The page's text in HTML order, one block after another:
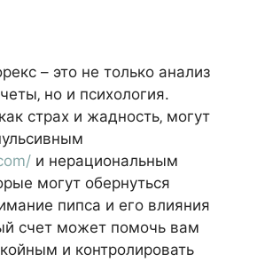
– это не только анализ
но и психология.
страх и жадность‚ могут
и нерациональным
могут обернуться
пипса и его влияния
счет может помочь вам
и контролировать